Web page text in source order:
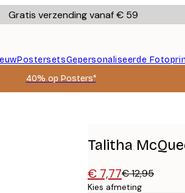
Gratis verzending vanaf € 59
PostersetsGepersonaliseerde
40% op Posters*
Talitha
€ 7,77€ 12,95
Kies afmeting